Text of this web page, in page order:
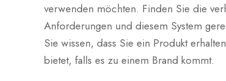
verwenden möchten. Finden Sie die
Anforderungen und diesem System
Sie wissen, dass Sie ein Produkt
bietet, falls es zu einem Brand kommt.